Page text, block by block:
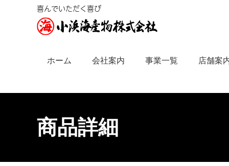
喜んでいただく喜び
ホーム 会社案内 事業一覧 店舗案
商品詳細